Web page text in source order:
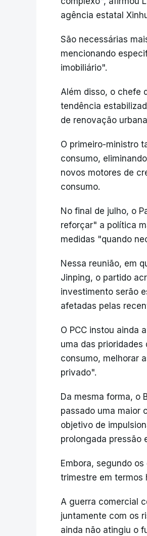
agência estatal
São necessárias
mencionando
imobiliário".
Além disso, o chefe
tendência
de renovação
O primeiro-ministro
consumo,
novos motores de
consumo.
No final de julho, o
reforçar" a política
medidas "quando
Nessa reunião, em
Jinping, o partido
investimento serão
afetadas pelas
O PCC instou ainda
uma das
consumo, melhorar
privado".
Da mesma forma, o
passado uma maior
objetivo de
prolongada pressão
Embora, segundo
trimestre em termos
A guerra comercial
juntamente com os
ainda não atingiu o